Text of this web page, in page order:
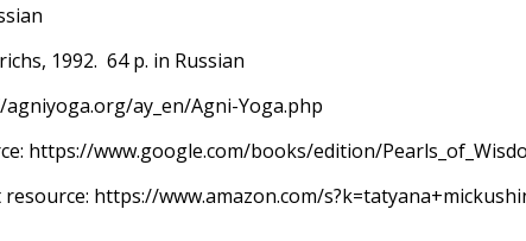
1992. 64 p. in Russian
ay_en/Agni-Yoga.php
https://www.google.com/books/edition/
https://www.amazon.com/